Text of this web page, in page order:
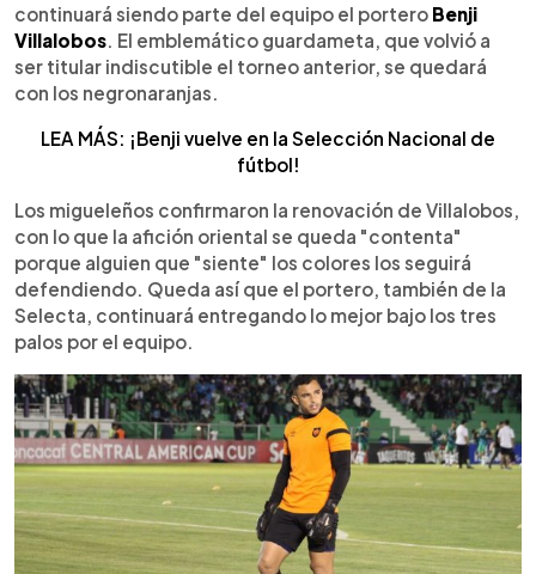
continuará siendo parte del equipo el portero Benji
Villalobos . El emblemático guardameta, que volvió a
ser titular indiscutible el torneo anterior, se quedará
con los negronaranjas.
LEA MÁS: ¡Benji vuelve en la Selección Nacional de
fútbol!
Los migueleños confirmaron la renovación de Villalobos,
con lo que la afición oriental se queda "contenta"
porque alguien que "siente" los colores los seguirá
defendiendo. Queda así que el portero, también de la
Selecta, continuará entregando lo mejor bajo los tres
palos por el equipo.